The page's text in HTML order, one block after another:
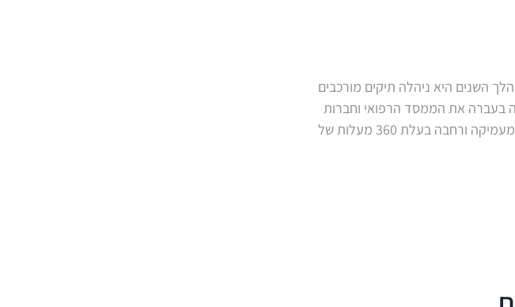
מומחית בתחום נזקי הגוף והרשלנות הרפואית משנת 1999. במהלך השנים היא ניהלה תיקים מורכבים
בעברה את הממסד הרפואי וחברות
הביטוח, וניסיונה בעבר, כמו גם ניסיונה כיום בניהול תיקים אלו, מקנים לה ראיה מעמיקה ורחבה בעלת 360 מעלות של